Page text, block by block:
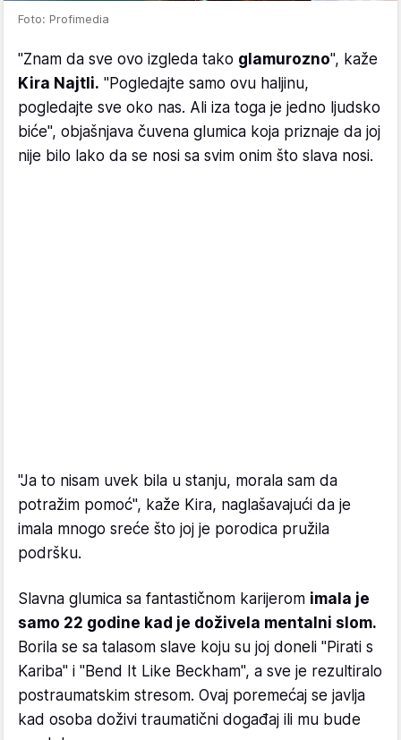
Foto: Profimedia
"Znam da sve ovo izgleda tako glamurozno", kaže
Kira Najtli. "Pogledajte samo ovu haljinu,
pogledajte sve oko nas. Ali iza toga je jedno ljudsko
biće", objašnjava čuvena glumica koja priznaje da joj
nije bilo lako da se nosi sa svim onim što slava nosi.
"Ja to nisam uvek bila u stanju, morala sam da
potražim pomoć", kaže Kira, naglašavajući da je
imala mnogo sreće što joj je porodica pružila
podršku.
Slavna glumica sa fantastičnom karijerom imala je
samo 22 godine kad je doživela mentalni slom.
Borila se sa talasom slave koju su joj doneli "Pirati s
Kariba" i "Bend It Like Beckham", a sve je rezultiralo
postraumatskim stresom. Ovaj poremećaj se javlja
kad osoba doživi traumatični događaj ili mu bude